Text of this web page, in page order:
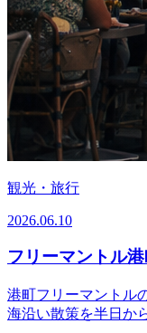
観光・旅行
2026.06.10
フリーマントル
港町フリーマントル
海沿い散策を半日か